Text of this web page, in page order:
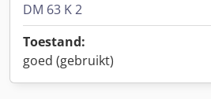
DM 63 K 2
Toestand:
goed (gebruikt)